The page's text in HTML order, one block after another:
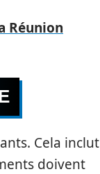
Réunion
Cela inclut
doivent